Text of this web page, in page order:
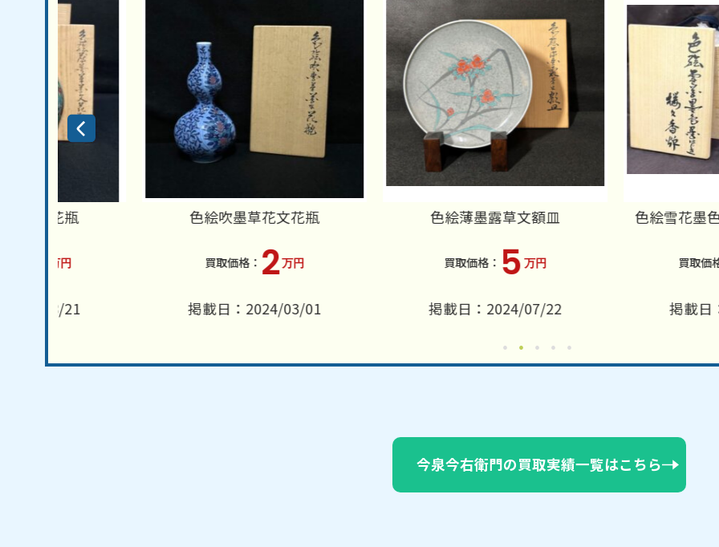
色絵吹墨草花文花瓶
万円
掲載日：2024/03/01
色絵薄墨露草文額皿
5万円
掲載日：2024/07/22
色絵雪花墨色墨はじき
10万円
掲載日：2024/10/
今泉今右衛門の買取実績一覧はこちら